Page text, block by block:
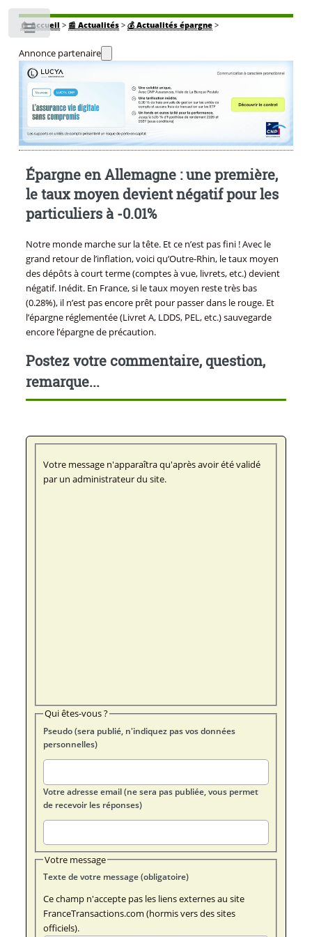
🏠Accueil > 📰 Actualités> 💰 Actualités épargne>
Annonce partenaire
Épargne en Allemagne : une première,
le taux moyen devient négatif pour les
particuliers à -0.01%
Notre monde marche sur la tête. Et ce n’est pas fini ! Avec le
grand retour de l’inflation, voici qu’Outre-Rhin, le taux moyen
des dépôts à court terme (comptes à vue, livrets, etc.) devient
négatif. Inédit. En France, si le taux moyen reste très bas
(0.28%), il n’est pas encore prêt pour passer dans le rouge. Et
l’épargne réglementée (Livret A, LDDS, PEL, etc.) sauvegarde
encore l’épargne de précaution.
Postez votre commentaire, question,
remarque...
Votre message n'apparaîtra qu'après avoir été validé
par un administrateur du site.
Qui êtes-vous ?
Pseudo (sera publié, n'indiquez pas vos données
personnelles)
Votre adresse email (ne sera pas publiée, vous permet
de recevoir les réponses)
Votre message
Texte de votre message (obligatoire)
Ce champ n'accepte pas les liens externes au site
FranceTransactions.com (hormis vers des sites
officiels).
Toggle